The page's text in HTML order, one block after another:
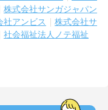
株式会社サンガジャパン
社アンビス
株式会社サ
社会福祉法人ノテ福祉